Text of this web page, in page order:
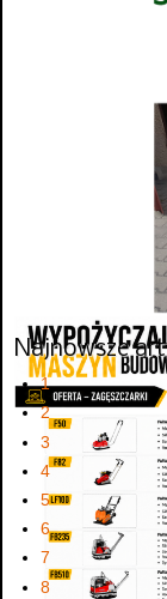
Najnowsze
1
2
3
4
5
6
7
8